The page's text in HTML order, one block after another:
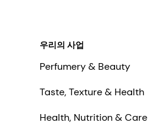
우리의 사업
Perfumery & Beauty
Taste, Texture & Health
Health, Nutrition & Care